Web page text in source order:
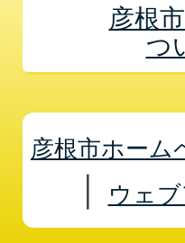
彦根
つ
彦根市ホーム
ウェ